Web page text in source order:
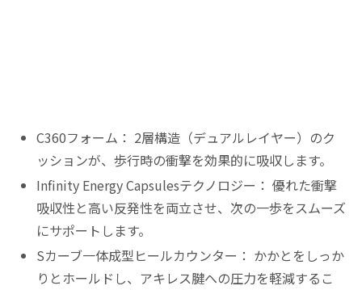
C360フォーム： 2層構造（デュアルレイヤー）のク
ッションが、歩行時の衝撃を効果的に吸収します。
Infinity Energy Capsulesテクノロジー： 優れた衝撃
吸収性と高い反発性を両立させ、次の一歩をスムーズ
にサポートします。
Sカーブ一体成型ヒールカウンター： かかとをしっか
りとホールドし、アキレス腱への圧力を軽減するこ